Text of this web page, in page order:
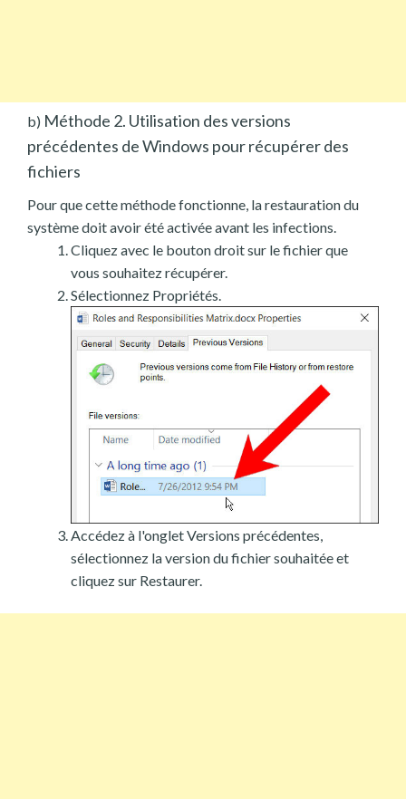
b) Méthode 2. Utilisation des versions
précédentes de Windows pour récupérer des
fichiers
Pour que cette méthode fonctionne, la restauration du
système doit avoir été activée avant les infections.
Cliquez avec le bouton droit sur le fichier que
vous souhaitez récupérer.
Sélectionnez Propriétés.
Accédez à l'onglet Versions précédentes,
sélectionnez la version du fichier souhaitée et
cliquez sur Restaurer.